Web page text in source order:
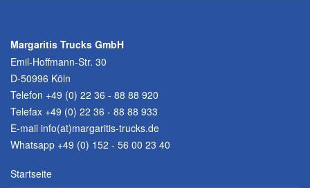
Margaritis Trucks GmbH
Emil-Hoffmann-Str. 30
D-50996 Köln
Telefon +49 (0) 22 36 - 88 88 920
Telefax +49 (0) 22 36 - 88 88 933
E-mail info(at)margaritis-trucks.de
Whatsapp +49 (0) 152 - 56 00 23 40
Startseite